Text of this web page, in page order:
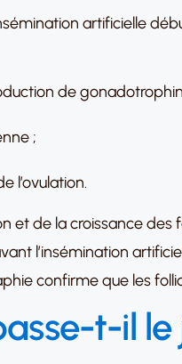
artificielle
de
;
l’ovulation.
et de la croissance
l’insémination
confirme que les
t-il